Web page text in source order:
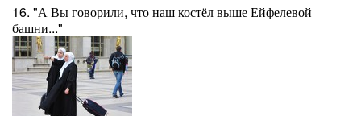
16. "А Вы говорили, что наш костёл выше Ейфелевой
башни..."